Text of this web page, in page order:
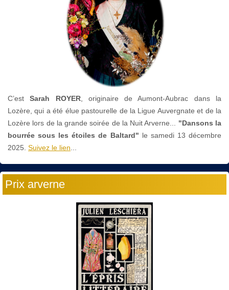
C’estSarah ROYER, originaire de Aumont-Aubrac dans la
Lozère, qui a été élue pastourelle de la Ligue Auvergnate et de la
Lozère lors de la grande soirée de la Nuit Arverne... "Dansons la
bourrée sous les étoiles de Baltard" le samedi 13 décembre
2025. Suivez le lien...
Prix arverne